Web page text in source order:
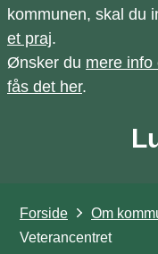
kommunen, skal du
et praj.
Ønsker du mere info
fås det her.
Forside Om
Veterancentret